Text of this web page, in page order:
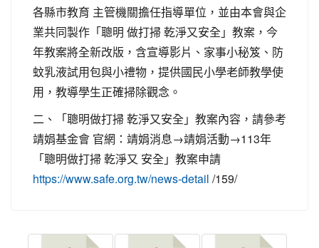
各縣市教育 主管機關擔任指導單位，並由本會與企
業共同製作「聰明 做打掃 乾淨又安全」教案，今
年教案將全新改版，含宣導影片、家事小秘笈、防
蚊乳液試用包與小禮物，提供國民小學老師教學使
用，教導學生正確掃除觀念。
二、「聰明做打掃 乾淨又安全」教案內容，請參考
靖娟基金會 官網：靖娟消息→靖娟活動→113年
「聰明做打掃 乾淨又 安全」教案申請
https://www.safe.org.tw/news-detail /159/